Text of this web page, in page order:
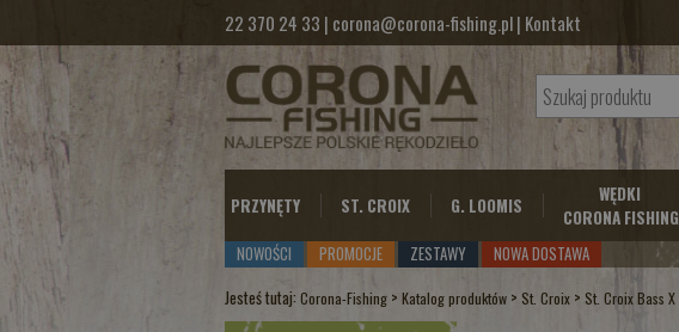
22 370 24 33 | corona@corona-fishing.pl| Kontakt
PRZYNĘTY ST. CROIX G. LOOMIS
WĘDKI
CORONA FISHING
NOWOŚCI
PROMOCJE ZESTAWY NOWA DOSTAWA
Jesteś tutaj: Corona-Fishing >Katalog produktów > St. Croix > St. Croix Bass X